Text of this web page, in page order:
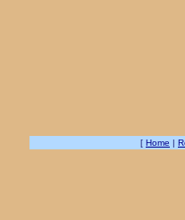
[ Home |